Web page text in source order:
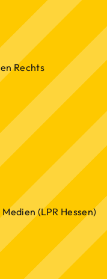
Rechts
(LPR Hessen)